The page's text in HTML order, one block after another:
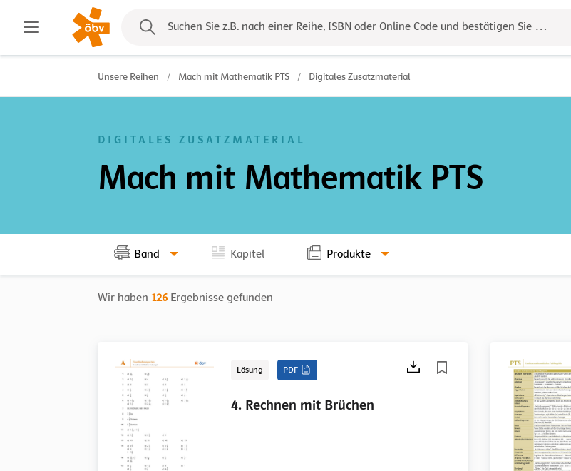
Suchen Sie z.B. nach einer Reihe, ISBN oder Online Code und bestätigen Sie das
Kontakt
Unsere Reihen / Mach mit Mathematik PTS / Digitales Zusatzmaterial
DIGITALES ZUSATZMATERIAL
Mach mit Mathematik PTS
Band Kapitel Produkte
Wir haben 126Ergebnisse gefunden
Lösung PDF
4. Rechnen mit Brüchen